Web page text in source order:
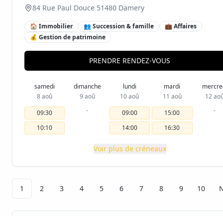
84 Rue Paul Douce 51480 Damery
🏠 Immobilier 👥 Succession & famille
💼 Affaires
💰 Gestion de patrimoine
PRENDRE RENDEZ-VOUS
samedi
8 aoû
09:30
10:10
dimanche
9 aoû
-
lundi
10 aoû
09:00
14:00
mardi
11 aoû
15:00
16:30
12
-
Voir plus de créneaux
1 2 3 4 5 6 7 8 9 10